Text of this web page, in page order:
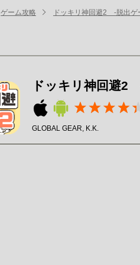
ゲーム攻略 ドッキリ神回避2 -脱出ゲ
ドッキリ神回避2
GLOBAL GEAR, K.K.